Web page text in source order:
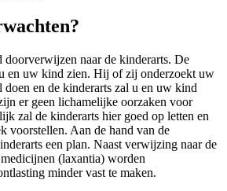
naar de kinderarts. De
en uw kind zien. Hij of zij onderzoekt uw
en de kinderarts zal u en uw kind
er geen lichamelijke oorzaken voor
zal de kinderarts hier goed op letten en
voorstellen. Aan de hand van de
een plan. Naast verwijzing naar de
(laxantia) worden
minder vast te maken.